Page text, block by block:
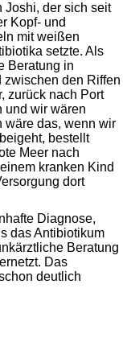
Joshi, der sich seit
Kopf- und
mit weißen
setzte. Als
Beratung in
zwischen den Riffen
zurück nach Port
und wir wären
wäre das, wenn wir
bestellt
Meer nach
kranken Kind
dort
Diagnose,
das Antibiotikum
Beratung
Das
deutlich